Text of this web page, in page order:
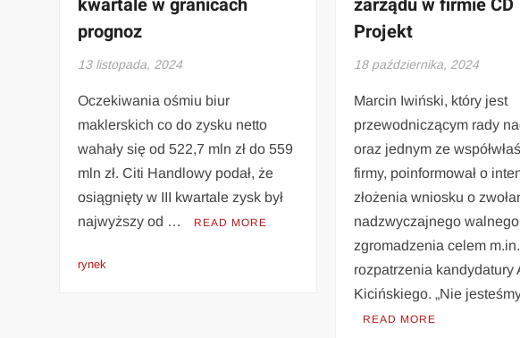
prognoz
13 listopada, 2024
Oczekiwania ośmiu biur
maklerskich co do zysku netto
wahały się od 522,7 mln zł do 559
mln zł. Citi Handlowy podał, że
osiągnięty w III kwartale zysk był
najwyższy od …
READ MORE
rynek
Projekt
18 października, 2024
Marcin Iwiński, który jest
przewodniczącym rady
oraz jednym ze
firmy, poinformował o
złożenia wniosku o
nadzwyczajnego walnego
zgromadzenia celem m.in.
rozpatrzenia kandydatury
Kicińskiego. „Nie
READ MORE